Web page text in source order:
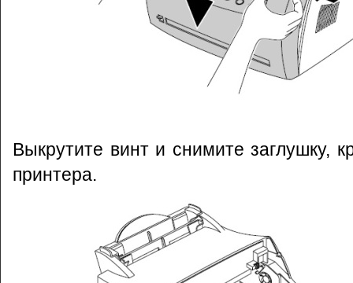
Выкрутите винт и снимите заглушку,
принтера.